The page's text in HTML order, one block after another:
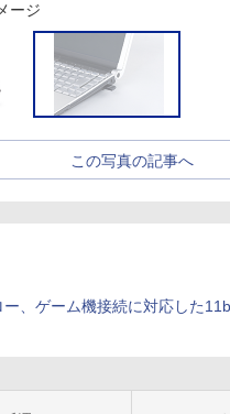
ージ
この写真の記事へ
ー、ゲーム機接続に対応した